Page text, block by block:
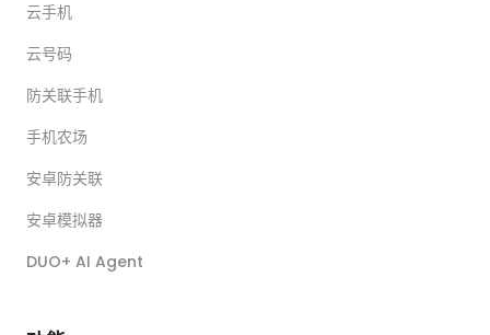
云手机
云号码
防关联手机
手机农场
安卓防关联
安卓模拟器
DUO+ AI Agent